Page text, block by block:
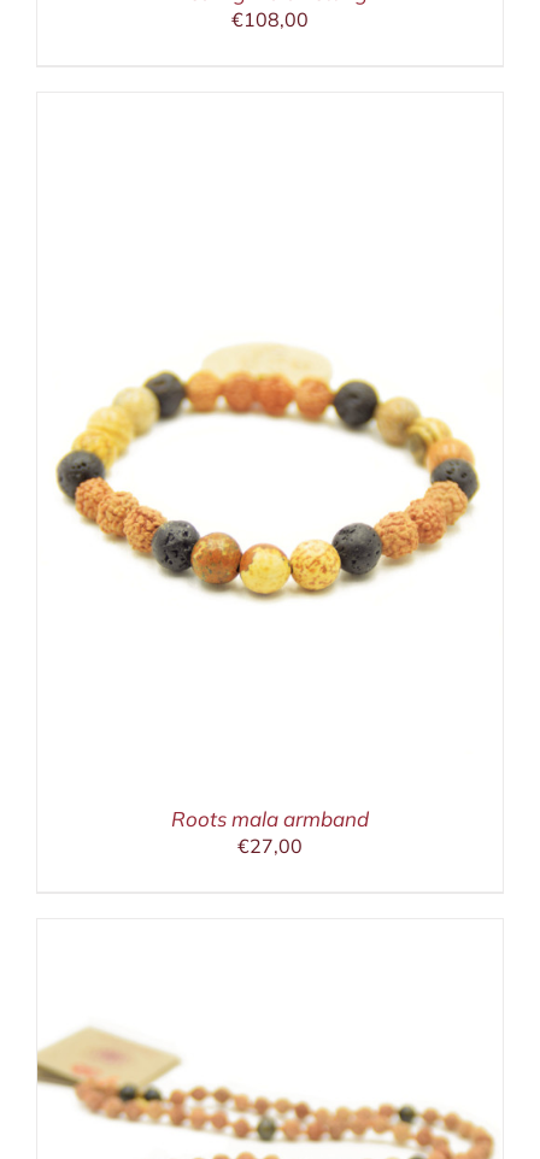
€108,00
Roots mala armband
€27,00